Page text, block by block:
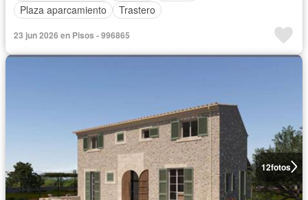
Plaza aparcamiento
Trastero
23 jun 2026 en Pisos - 996865
12fotos